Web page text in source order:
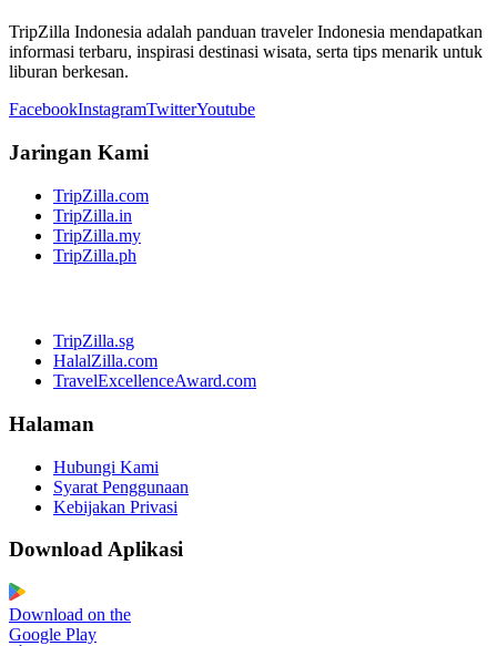
TripZilla Indonesia adalah panduan traveler Indonesia mendapatkan
informasi terbaru, inspirasi destinasi wisata, serta tips menarik untuk
liburan berkesan.
FacebookInstagramTwitterYoutube
Jaringan Kami
TripZilla.com
TripZilla.in
TripZilla.my
TripZilla.ph
TripZilla.sg
HalalZilla.com
TravelExcellenceAward.com
Halaman
Hubungi Kami
Syarat Penggunaan
Kebijakan Privasi
Download Aplikasi
Download on the
Google Play